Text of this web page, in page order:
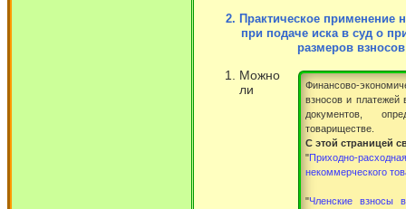
2. Практическое применение
при подаче иска в суд о
размеров
Финансово-
взносов и
документов,
товариществе.
С этой страницей
"Приходно-
некоммерческого
"Членские взносы
Можно
ли